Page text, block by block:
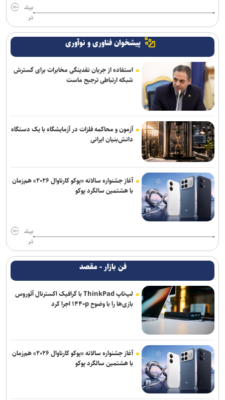
بیش
تر
پیشخوان فناوری و نوآوری
استفاده از جریان نقدینگی مخابرات برای گسترش
شبکه ارتباطی ترجیح ماست
آزمون و محاکمه فلزات در آزمایشگاه با یک دستگاه
دانش‌بنیان ایرانی
آغاز جشنواره سالانه «پوکو کارناوال ۲۰۲۶» هم‌زمان
با هشتمین سالگرد پوکو
بیش
تر
فن بازار - مقصد
لپ‌تاپ ThinkPad با گرافیک اکسترنال آئوروس
بازی‌ها را با وضوح ۱۴۴۰p اجرا کرد
آغاز جشنواره سالانه «پوکو کارناوال ۲۰۲۶» هم‌زمان
با هشتمین سالگرد پوکو